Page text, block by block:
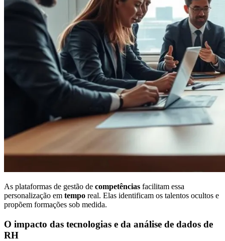
As plataformas de gestão de competências facilitam essa
personalização em tempo real. Elas identificam os talentos ocultos e
propõem formações sob medida.
O impacto das tecnologias e da análise de dados de
RH